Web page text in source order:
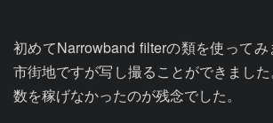
初めてNarrowband filterの類を使って
市街地ですが写し撮ることができまし
数を稼げなかったのが残念でした。